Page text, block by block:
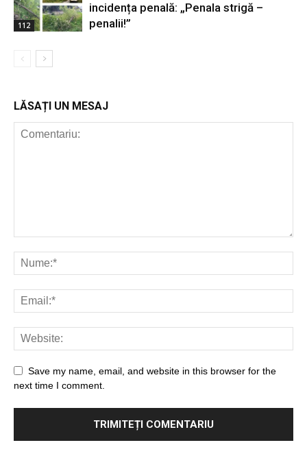
112
incidența penală: „Penala strigă –
penalii!”
LĂSAȚI UN MESAJ
Save my name, email, and website in this browser for the
next time I comment.